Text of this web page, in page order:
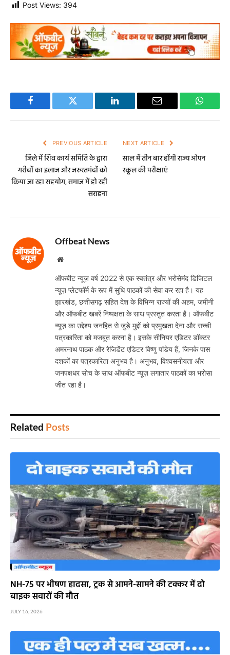
Post Views: 394
Facebook Twitter LinkedIn Email
PREVIOUS ARTICLE
जिले में शिव कार्य समिति के द्वारा
गरीबों का इलाज और जरूरतमंदों को
किया जा रहा सहयोग, समाज में हो रही
सराहना
NEXT ARTICLE
साल में तीन बार होंगी राज्य ओपन
स्कूल की परीक्षाएं
Offbeat News
Website
ऑफबीट न्यूज़ वर्ष 2022 से एक स्वतंत्र और भरोसेमंद डिजिटल
न्यूज़ प्लेटफॉर्म के रूप में सुधि पाठकों की सेवा कर रहा है। यह
झारखंड, छत्तीसगढ़ सहित देश के विभिन्न राज्यों की अहम, जमीनी
और ऑफबीट खबरें निष्पक्षता के साथ प्रस्तुत करता है। ऑफबीट
न्यूज़ का उद्देश्य जनहित से जुड़े मुद्दों को प्रमुखता देना और सच्ची
पत्रकारिता को मजबूत करना है। इसके सीनियर एडिटर डॉक्टर
अमरनाथ पाठक और रेजिडेंट एडिटर विष्णु पांडेय हैं, जिनके पास
दशकों का पत्रकारिता अनुभव है। अनुभव, विश्वसनीयता और
जनपक्षधर सोच के साथ ऑफबीट न्यूज़ लगातार पाठकों का भरोसा
जीत रहा है।
Related Posts
NH-75 पर भीषण हादसा, ट्रक से आमने-सामने की टक्कर में दो
बाइक सवारों की मौत
JULY 16, 2026